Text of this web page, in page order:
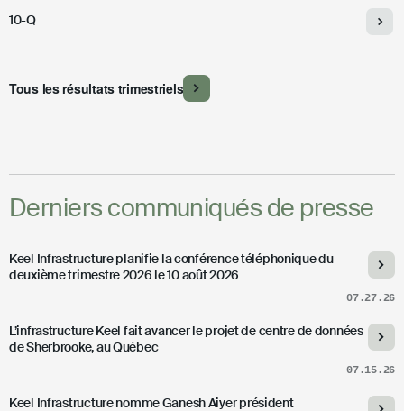
10-Q
Tous les résultats trimestriels
Derniers communiqués de presse
Keel Infrastructure planifie la conférence téléphonique du
deuxième trimestre 2026 le 10 août 2026
07.27.26
L’infrastructure Keel fait avancer le projet de centre de données
de Sherbrooke, au Québec
07.15.26
Keel Infrastructure nomme Ganesh Aiyer président